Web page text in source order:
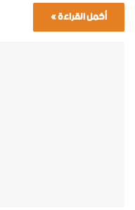
أكمل القراءة »